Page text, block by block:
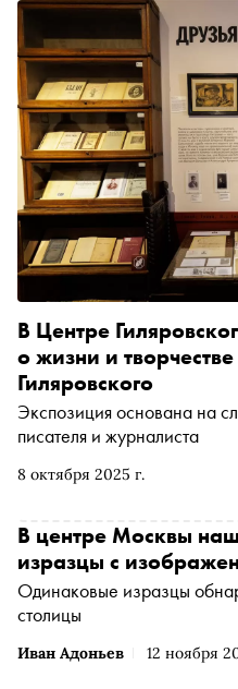
8 октября 2025 г.
В Центре
о жизни и
Гиляровского
Экспозиция основана на
писателя и журналиста
Иван Адоньев 12 ноября
В центре Москвы
изразцы с
Одинаковые изразцы
столицы